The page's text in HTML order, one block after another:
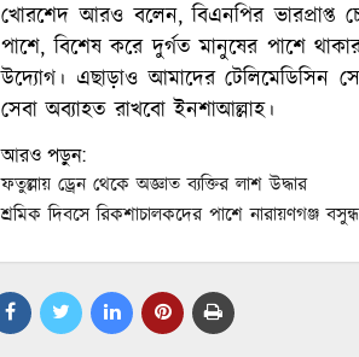
খোরশেদ আরও বলেন, বিএনপির ভারপ্রাপ্ত
পাশে, বিশেষ করে দুর্গত মানুষের পাশে
উদ্যোগ। এছাড়াও আমাদের টেলিমেডিসিন
সেবা অব্যাহত রাখবো ইনশাআল্লাহ।
আরও পড়ুন:
ফতুল্লায় ড্রেন থেকে অজ্ঞাত ব্যক্তির লাশ উদ্ধার
শ্রমিক দিবসে রিকশাচালকদের পাশে নারায়ণগঞ্জ